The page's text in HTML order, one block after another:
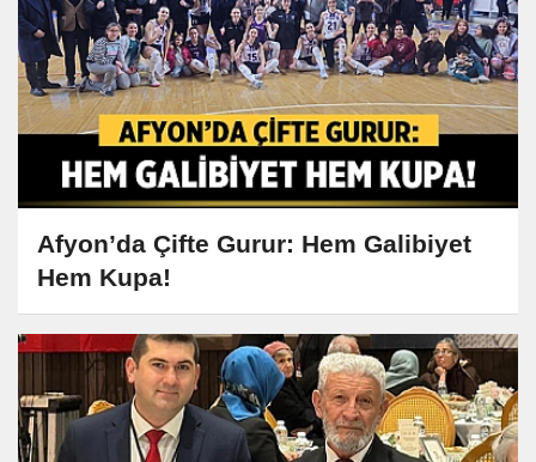
Afyon’da Çifte Gurur: Hem Galibiyet
Hem Kupa!